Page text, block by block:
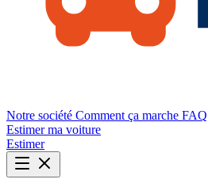
Notre société Comment ça marche FAQ
Estimer ma voiture
Estimer